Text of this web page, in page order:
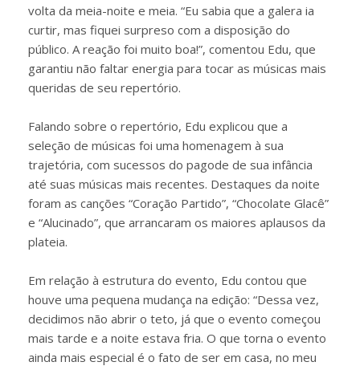
volta da meia-noite e meia. “Eu sabia que a galera ia
curtir, mas fiquei surpreso com a disposição do
público. A reação foi muito boa!”, comentou Edu, que
garantiu não faltar energia para tocar as músicas mais
queridas de seu repertório.
Falando sobre o repertório, Edu explicou que a
seleção de músicas foi uma homenagem à sua
trajetória, com sucessos do pagode de sua infância
até suas músicas mais recentes. Destaques da noite
foram as canções “Coração Partido”, “Chocolate Glacê”
e “Alucinado”, que arrancaram os maiores aplausos da
plateia.
Em relação à estrutura do evento, Edu contou que
houve uma pequena mudança na edição: “Dessa vez,
decidimos não abrir o teto, já que o evento começou
mais tarde e a noite estava fria. O que torna o evento
ainda mais especial é o fato de ser em casa, no meu